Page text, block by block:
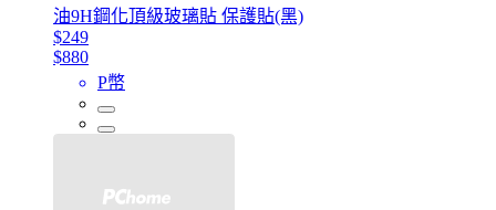
油9H鋼化頂級玻璃貼 保護貼(黑)
$249
$880
P幣